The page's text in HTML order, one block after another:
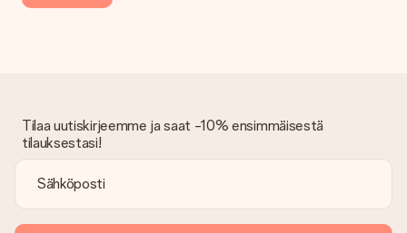
Tämä tarkoittaa sitä, että lahja toimitetaan suoraan
vastaanottajalle, mikä tekee siitä todellisen yllätyksen!
Tilaa uutiskirjeemme ja saat -10% ensimmäisestä
tilauksestasi!